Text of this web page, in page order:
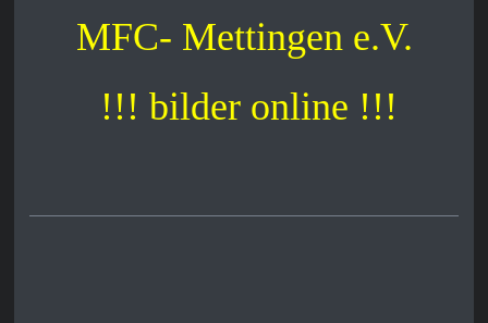
MFC- Mettingen e.V.
!!! bilder online !!!